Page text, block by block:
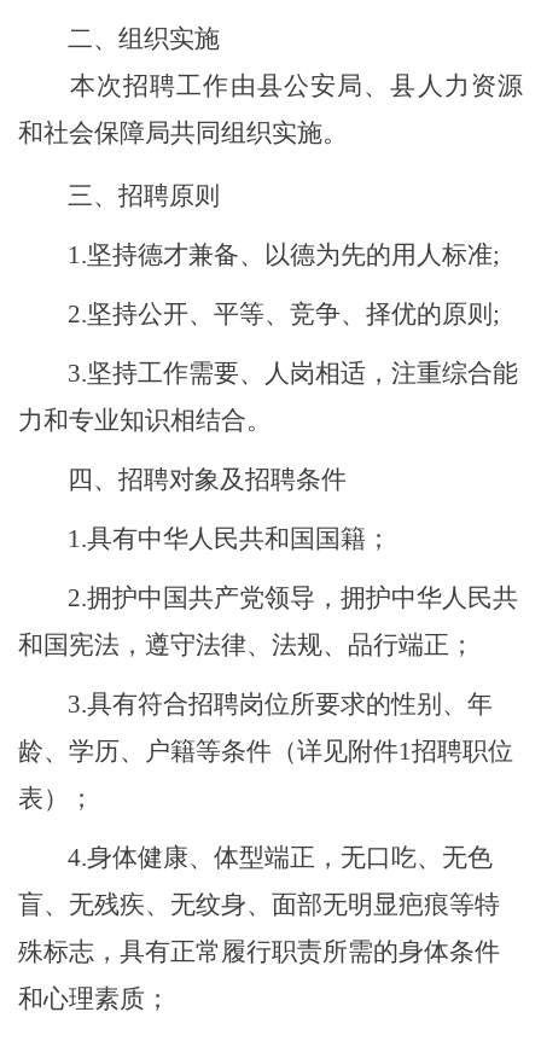
二、组织实施
本次招聘工作由县公安局、县人力资源
和社会保障局共同组织实施。
三、招聘原则
1.坚持德才兼备、以德为先的用人标准;
2.坚持公开、平等、竞争、择优的原则 ;
3.坚持工作需要、人岗相适，注重综合能
力和专业知识相结合。
四、招聘对象及招聘条件
1.具有中华人民共和国国籍；
2.拥护中国共产党领导，拥护中华人民共
和国宪法，遵守法律、法规、品行端正；
3.具有符合招聘岗位所要求的性别、年
龄、学历、户籍等条件（详见附件1招聘职位
表）；
4.身体健康、体型端正，无口吃、无色
盲、无残疾、无纹身、面部无明显疤痕等特
殊标志，具有正常履行职责所需的身体条件
和心理素质；